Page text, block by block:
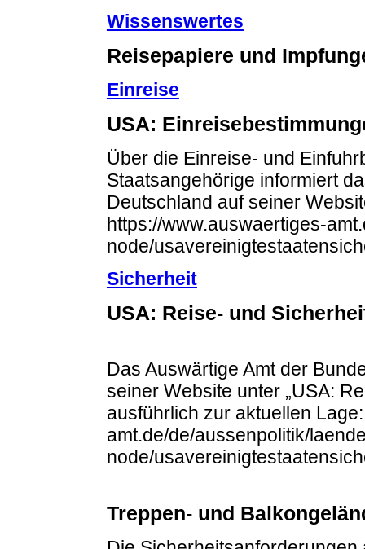
Wissenswertes
Reisepapiere und
Einreise
USA:
Über die Einreise- und
Staatsangehörige informiert
Deutschland auf seiner
https://www.auswaertiges-
node/
Sicherheit
USA: Reise- und
Das Auswärtige Amt der
seiner Website unter „USA:
ausführlich zur aktuellen
amt.de/de/aussenpolitik/
node/
Treppen- und